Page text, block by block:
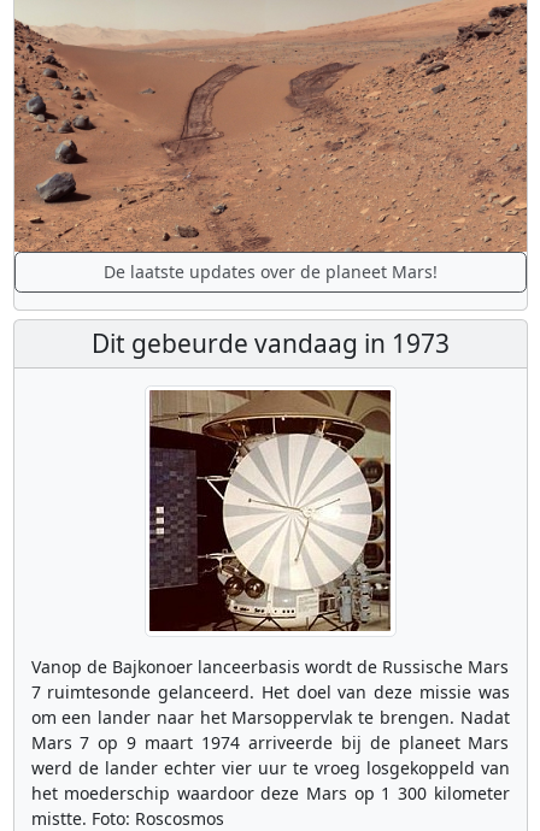
De laatste updates over de planeet Mars!
Dit gebeurde vandaag in 1973
Vanop de Bajkonoer lanceerbasis wordt de Russische Mars
7 ruimtesonde gelanceerd. Het doel van deze missie was
om een lander naar het Marsoppervlak te brengen. Nadat
Mars 7 op 9 maart 1974 arriveerde bij de planeet Mars
werd de lander echter vier uur te vroeg losgekoppeld van
het moederschip waardoor deze Mars op 1 300 kilometer
mistte. Foto: Roscosmos